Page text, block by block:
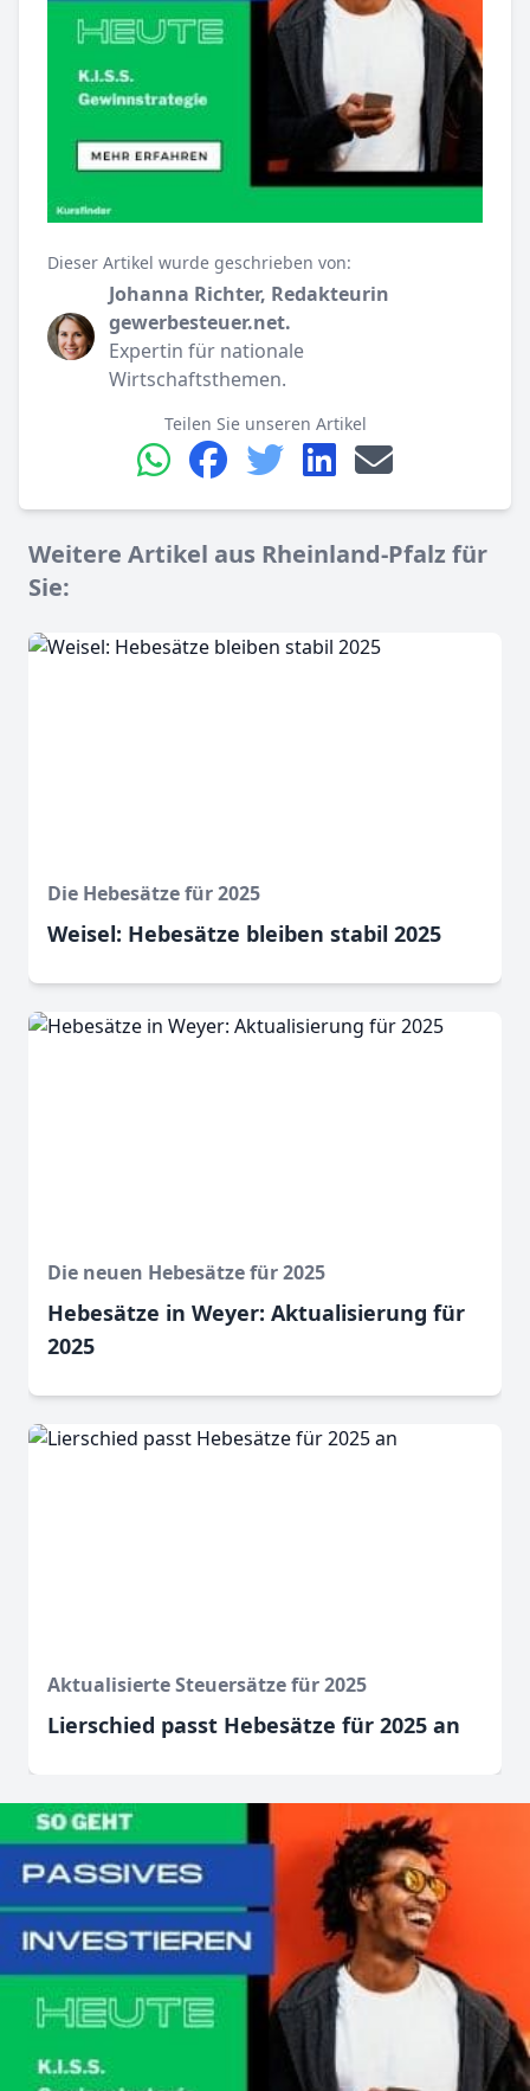
Dieser Artikel wurde geschrieben von:
Johanna Richter, Redakteurin
gewerbesteuer.net.
Expertin für nationale
Wirtschaftsthemen.
Teilen Sie unseren Artikel
Weitere Artikel aus Rheinland-Pfalz für
Sie:
Die Hebesätze für 2025
Weisel: Hebesätze bleiben stabil 2025
Die neuen Hebesätze für 2025
Hebesätze in Weyer: Aktualisierung für
2025
Aktualisierte Steuersätze für 2025
Lierschied passt Hebesätze für 2025 an